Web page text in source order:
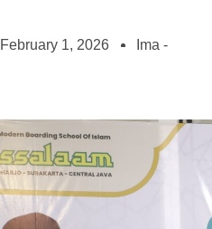
February 1, 2026 Ima -